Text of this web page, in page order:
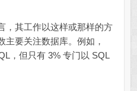
其工作以这样或那样的方
主要关注数据库。例如，
，但只有 3% 专门以 SQL